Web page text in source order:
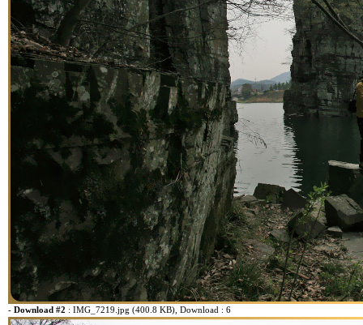
- Download #2 : IMG_7219.jpg (400.8 KB), Download : 6